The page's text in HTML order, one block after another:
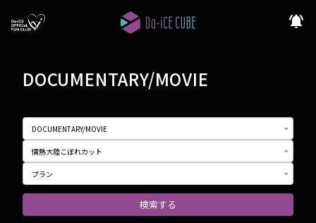
notifications_active
DOCUMENTARY/MOVIE
検索する